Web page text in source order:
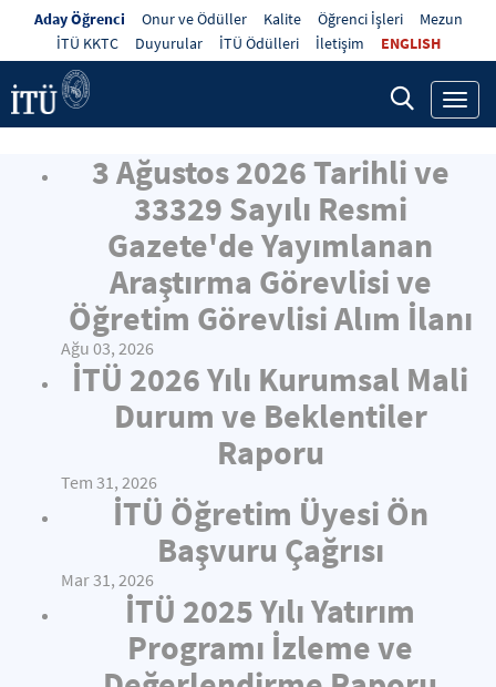
Aday Öğrenci Onur ve Ödüller Kalite Öğrenci İşleri
Mezun
İTÜ KKTC
Duyurular İTÜ Ödülleri İletişim ENGLISH
3 Ağustos 2026 Tarihli ve
33329 Sayılı Resmi
Gazete'de Yayımlanan
Araştırma Görevlisi ve
Öğretim Görevlisi Alım İlanı
Ağu 03, 2026
İTÜ 2026 Yılı Kurumsal Mali
Durum ve Beklentiler
Raporu
Tem 31, 2026
İTÜ Öğretim Üyesi Ön
Başvuru Çağrısı
Mar 31, 2026
İTÜ 2025 Yılı Yatırım
Programı İzleme ve